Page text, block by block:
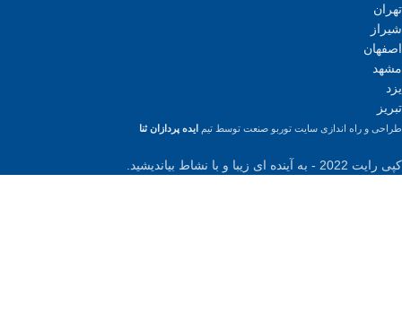
تهران
شیراز
اصفهان
مشهد
یزد
تبریز
طراحی و راه اندازی سایت توربو صنعت توسط تیم ایده پردازان ثنا
کپی رایت 2022 - به آینده ای زیبا و با نشاط بیاندیشید.